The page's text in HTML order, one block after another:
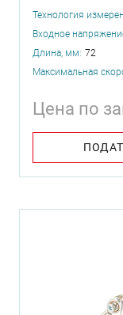
Технология
Входное
Длина, мм: 72
Максимальная
Цена по